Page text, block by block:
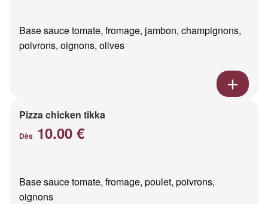
Base sauce tomate, fromage, jambon, champignons,
poivrons, oignons, olives
Pizza chicken tikka
Dès 10.00 €
Base sauce tomate, fromage, poulet, poivrons,
oignons